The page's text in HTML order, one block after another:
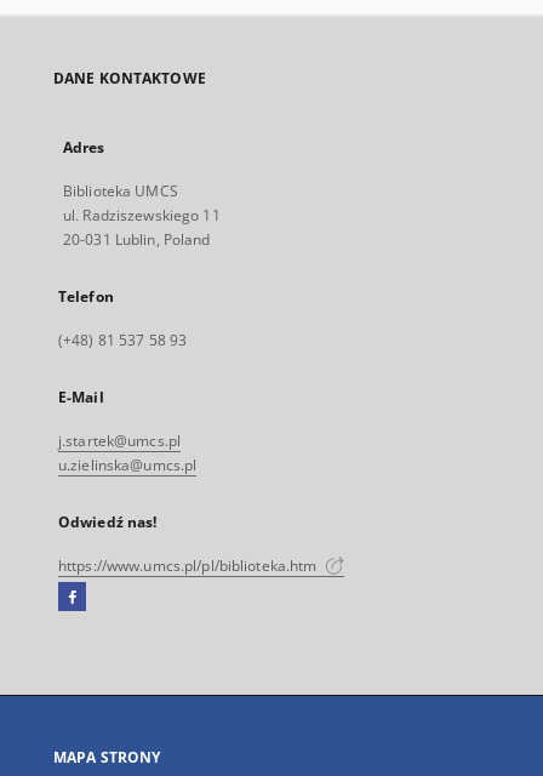
DANE KONTAKTOWE
Adres
Biblioteka UMCS
ul. Radziszewskiego 11
20-031 Lublin, Poland
Telefon
(+48) 81 537 58 93
E-Mail
j.startek@umcs.pl
u.zielinska@umcs.pl
Odwiedź nas!
https://www.umcs.pl/pl/biblioteka.htm
Facebook
się
karcie
MAPA STRONY